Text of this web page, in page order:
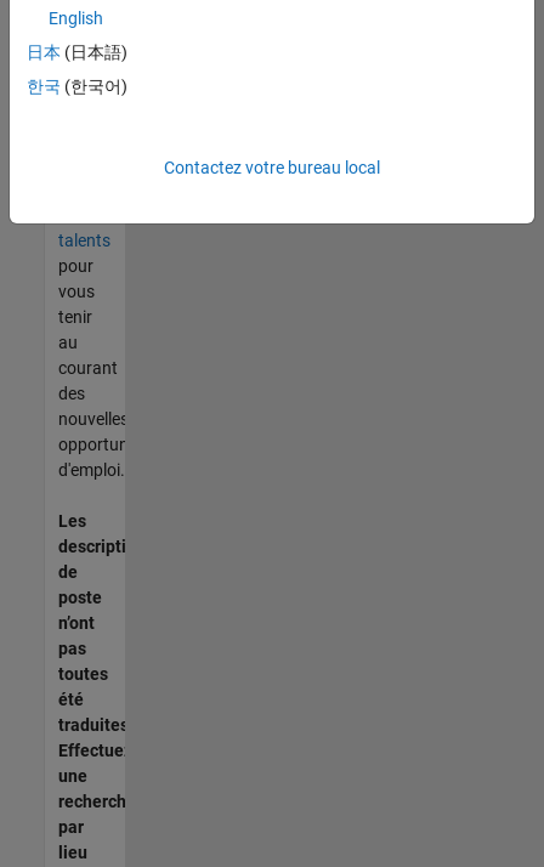
d'offre
corresponde
à vos
talents
pour
vous
tenir
au
courant
des
nouvelles
opportunités
d'emploi.
Les
descriptions
de
poste
n’ont
pas
toutes
été
traduites.
Effectuez
une
recherche
par
lieu
English
日本 (日本語)
한국 (한국어)
Contactez votre bureau local